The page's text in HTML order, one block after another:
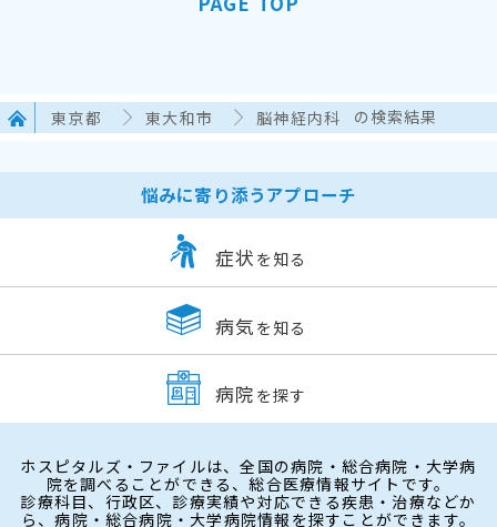
東京都 東大和市 脳神経内科 の検索結果
悩みに寄り添うアプローチ
症状 を知る
病気 を知る
病院 を探す
ホスピタルズ・ファイルは、全国の病院・総合病院・大学病
院を調べることができる、総合医療情報サイトです。
診療科目、行政区、診療実績や対応できる疾患・治療などか
ら、病院・総合病院・大学病院情報を探すことができます。